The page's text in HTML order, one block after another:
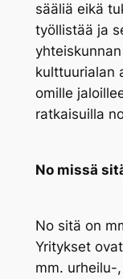
sääliä eikä
työllistää ja
kulttuurialan
omille
ratkaisuilla
No missä
No sitä on
Yritykset
mm.